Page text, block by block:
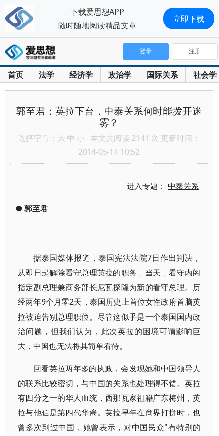
首页 法学 经济学 政治学 国际关系 社会学
登录 注册
郭至君：英拉下台，中泰关系何时能拨开迷
雾？
选择字号： 大 中 小 本文共阅读 2141 次 更新时间：
2014-05-14 10:52
进入专题：中泰关系
● 郭至君
据泰国媒体报道，泰国宪法法院7日作出判决，
从即日起解除看守总理英拉的职务，当天，看守内阁
指定副总理兼商务部长尼瓦探隆为新的看守总理。历
经两年9个月零2天，泰国历史上首位女性政府首脑英
拉被迫告别总理职位。尽管这似乎是一个泰国国内政
治问题，但我们认为，此次英拉的困境可谓影响巨
大，中国也无法将其简单看待。
回看英拉两年多的执政，会发现她和中国领导人
的联系比较密切，与中国的关系也处理得不错。英拉
有四分之一的华人血统，西那瓦家祖籍广东梅州，英
拉与他信是第四代华裔。英拉早年在商界打拼时，也
曾多次到过中国，她曾表示，对中国民众"有特别的
下载爱思想APP
随时随地阅读精品文章
立即下载